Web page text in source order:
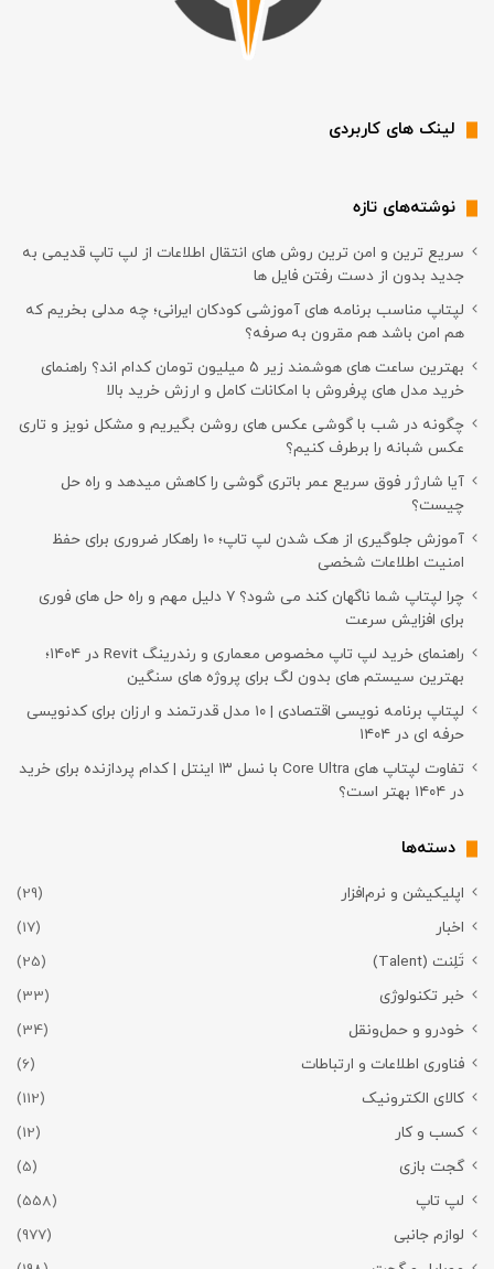
لینک های کاربردی
نوشته‌های تازه
سریع ترین و امن ترین روش های انتقال اطلاعات از لپ تاپ قدیمی به
جدید بدون از دست رفتن فایل ها
لپتاپ مناسب برنامه های آموزشی کودکان ایرانی؛ چه مدلی بخریم که
هم امن باشد هم مقرون به صرفه؟
بهترین ساعت های هوشمند زیر ۵ میلیون تومان کدام اند؟ راهنمای
خرید مدل های پرفروش با امکانات کامل و ارزش خرید بالا
چگونه در شب با گوشی عکس های روشن بگیریم و مشکل نویز و تاری
عکس شبانه را برطرف کنیم؟
آیا شارژر فوق سریع عمر باتری گوشی را کاهش میدهد و راه حل
چیست؟
آموزش جلوگیری از هک شدن لپ تاپ؛ 10 راهکار ضروری برای حفظ
امنیت اطلاعات شخصی
چرا لپتاپ شما ناگهان کند می شود؟ ۷ دلیل مهم و راه حل های فوری
برای افزایش سرعت
راهنمای خرید لپ تاپ مخصوص معماری و رندرینگ Revit در ۱۴۰۴؛
بهترین سیستم های بدون لگ برای پروژه های سنگین
لپتاپ برنامه نویسی اقتصادی | ۱۰ مدل قدرتمند و ارزان برای کدنویسی
حرفه ای در ۱۴۰۴
تفاوت لپتاپ های Core Ultra با نسل ۱۳ اینتل | کدام پردازنده برای خرید
در ۱۴۰۴ بهتر است؟
دسته‌ها
اپلیکیشن و نرم‌افزار
(29)
اخبار
(17)
تَلِنت (Talent)
(25)
خبر تکنولوژی
(33)
خودرو و حمل‌و‌نقل
(34)
فناوری اطلاعات و ارتباطات
(6)
کالای الکترونیک
(112)
کسب و کار
(12)
گجت بازی
(5)
لپ تاپ
(558)
لوازم جانبی
(977)